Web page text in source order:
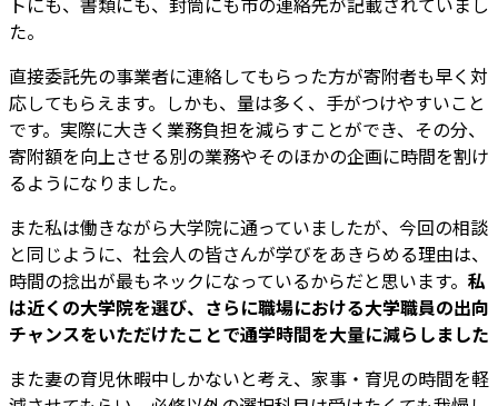
た。
直接委託先の事業者に連絡してもらった方が寄附者も早く対
応してもらえます。しかも、量は多く、手がつけやすいこと
です。実際に大きく業務負担を減らすことができ、その分、
寄附額を向上させる別の業務やそのほかの企画に時間を割け
るようになりました。
また私は働きながら大学院に通っていましたが、今回の相談
と同じように、社会人の皆さんが学びをあきらめる理由は、
時間の捻出が最もネックになっているからだと思います。 私
は近くの大学院を選び、さらに職場における大学職員の出向
チャンスをいただけたことで通学時間を大量に減らしました
また妻の育児休暇中しかないと考え、家事・育児の時間を軽